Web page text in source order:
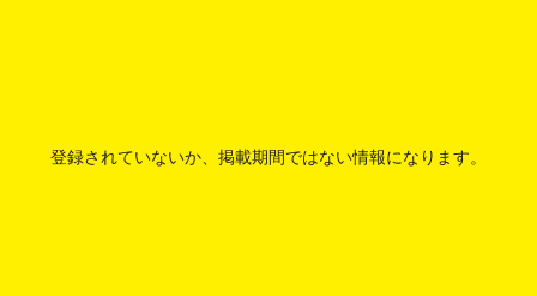
登録されていないか、掲載期間ではない情報になります。